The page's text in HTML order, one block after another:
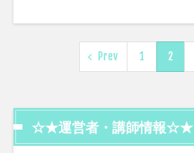
Prev 1 2
☆★運営者・講師情報☆★